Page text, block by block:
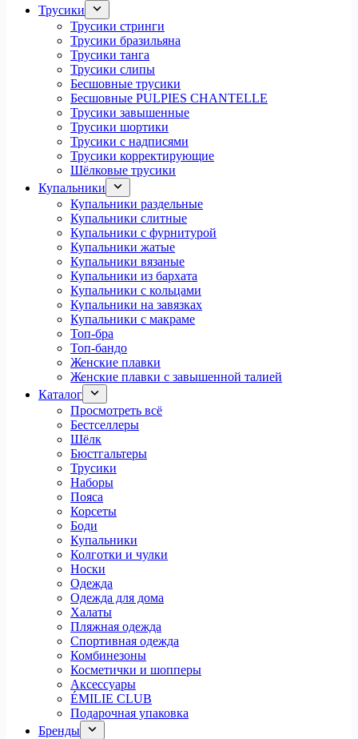
Трусики
Трусики стринги
Трусики бразильяна
Трусики танга
Трусики слипы
Бесшовные трусики
Бесшовные PULPIES CHANTELLE
Трусики завышенные
Трусики шортики
Трусики с надписями
Трусики корректирующие
Шёлковые трусики
Купальники
Купальники раздельные
Купальники слитные
Купальники с фурнитурой
Купальники жатые
Купальники вязаные
Купальники из бархата
Купальники с кольцами
Купальники на завязках
Купальники с макраме
Топ-бра
Топ-бандо
Женские плавки
Женские плавки с завышенной талией
Каталог
Просмотреть всё
Бестселлеры
Шёлк
Бюстгальтеры
Трусики
Наборы
Пояса
Корсеты
Боди
Купальники
Колготки и чулки
Носки
Одежда
Одежда для дома
Халаты
Пляжная одежда
Спортивная одежда
Комбинезоны
Косметички и шопперы
Аксессуары
ÉMILIE CLUB
Подарочная упаковка
Бренды